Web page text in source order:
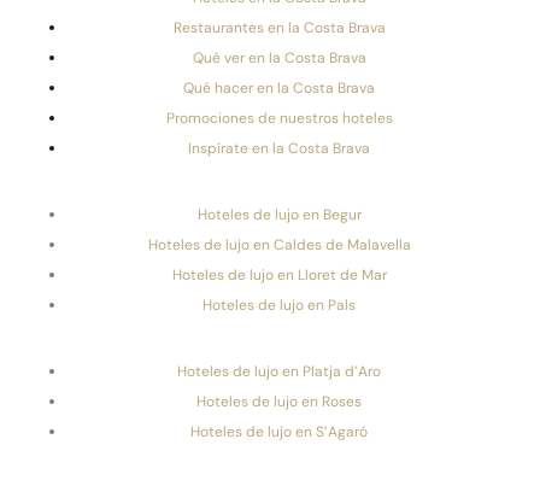
Restaurantes en la Costa Brava
Qué ver en la Costa Brava
Qué hacer en la Costa Brava
Promociones de nuestros hoteles
Inspírate en la Costa Brava
Hoteles de lujo en Begur
Hoteles de lujo en Caldes de Malavella
Hoteles de lujo en Lloret de Mar
Hoteles de lujo en Pals
Hoteles de lujo en Platja d’Aro
Hoteles de lujo en Roses
Hoteles de lujo en S’Agaró